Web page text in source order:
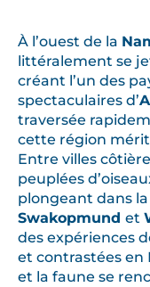
À l’ouest de la
littéralement se
créant l’un des
spectaculaires d’
traversée
cette région
Entre villes
peuplées
plongeant dans
Swakopmund et
des expériences
et contrastées en
et la faune se